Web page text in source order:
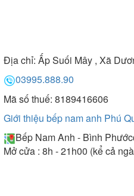
Địa chỉ: Ấp Suối Mây , Xã
03995.888.90
Mã số thuế: 8189416606
Giới thiệu bếp nam anh Phú
Bếp Nam Anh - Bình Phước
Mở cửa : 8h - 21h00 (kể cả